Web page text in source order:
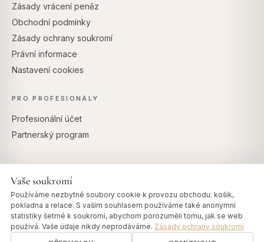
Zásady vrácení peněz
Obchodní podmínky
Zásady ochrany soukromí
Právní informace
Nastavení cookies
PRO PROFESIONÁLY
Profesionální účet
Partnerský program
Vaše soukromí
Používáme nezbytné soubory cookie k provozu obchodu: košík,
pokladna a relace. S vaším souhlasem používáme také anonymní
statistiky šetrné k soukromí, abychom porozuměli tomu, jak se web
používá. Vaše údaje nikdy neprodáváme. Zásady ochrany soukromí